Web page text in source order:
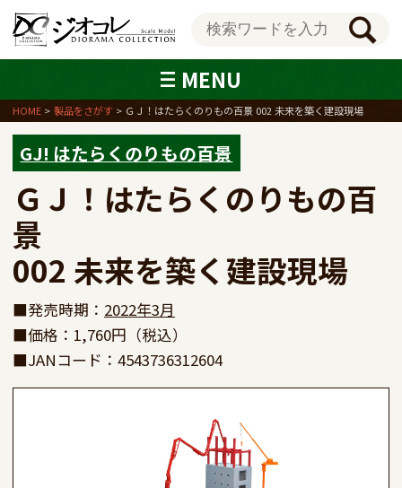
MENU
HOME 製品をさがす ＧＪ！はたらくのりもの百景 002 未来を築く建設現場
GJ! はたらくのりもの百景
ＧＪ！はたらくのりもの百
景
002 未来を築く建設現場
■発売時期： 2022年3月
■価格：1,760円（税込）
■JANコード：4543736312604